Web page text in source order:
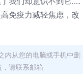
免疫力减轻焦虑，改
内从您的电脑或手机中删
请联系邮箱